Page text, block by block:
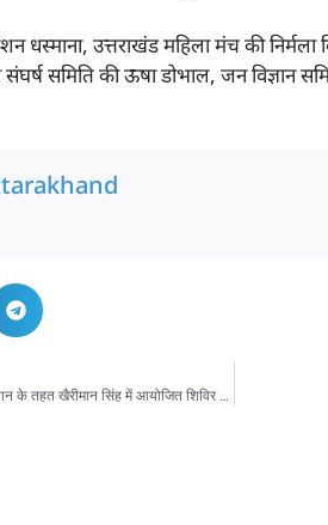
उत्तराखंड महिला मंच की निर्मला
समिति की ऊषा डोभाल, जन विज्ञान
सीएम ने ‘जन-जन की सरकार, जन-जन के द्वार‘ अभियान के तहत खैरीमान सिंह में आयोजित शिविर का किया निरीक्षण